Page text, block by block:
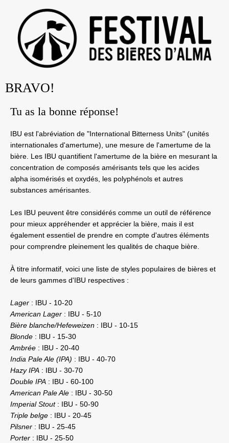
BRAVO!
Tu as la bonne réponse!
IBU est l'abréviation de "International Bitterness Units" (unités
internationales d'amertume), une mesure de l'amertume de la
bière. Les IBU quantifient l'amertume de la bière en mesurant la
concentration de composés amérisants tels que les acides
alpha isomérisés et oxydés, les polyphénols et autres
substances amérisantes.
Les IBU peuvent être considérés comme un outil de référence
pour mieux appréhender et apprécier la bière, mais il est
également essentiel de prendre en compte d'autres éléments
pour comprendre pleinement les qualités de chaque bière.
À titre informatif, voici une liste de styles populaires de bières et
de leurs gammes d'IBU respectives :
Lager : IBU - 10-20
American Lager : IBU - 5-10
Bière blanche/Hefeweizen : IBU - 10-15
Blonde : IBU - 15-30
Ambrée : IBU - 20-40
India Pale Ale (IPA) : IBU - 40-70
Hazy IPA : IBU - 30-70
Double IPA : IBU - 60-100
American Pale Ale : IBU - 30-50
Imperial Stout : IBU - 50-90
Triple belge : IBU - 20-45
Pilsner : IBU - 25-45
Porter : IBU - 25-50